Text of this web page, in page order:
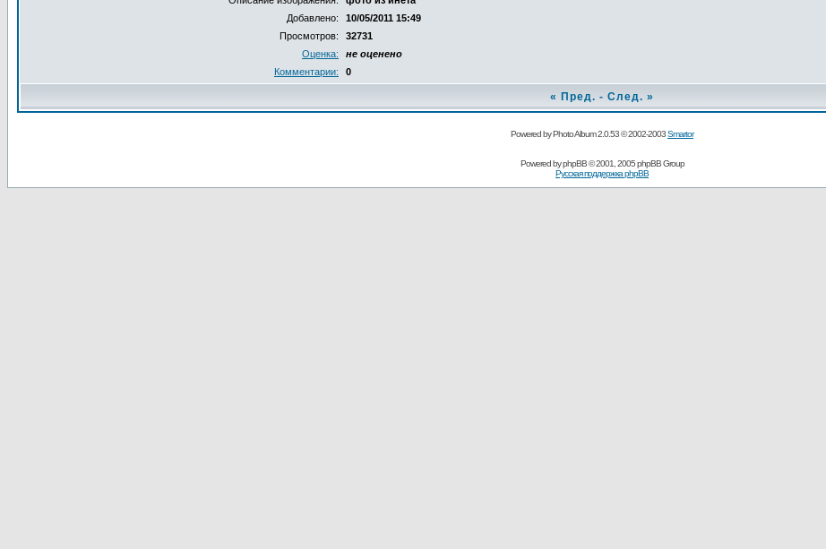
Добавлено:
10/05/2011 15:49
Просмотров:
32731
Оценка:
не оценено
Комментарии:
0
« Пред. - След. »
Powered by Photo Album 2.0.53 © 2002-2003Smartor
Powered byphpBB© 2001, 2005 phpBB Group
Русская поддержка phpBB